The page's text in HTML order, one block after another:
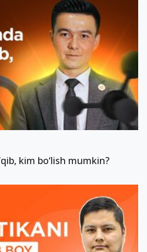
kim bo‘lish mumkin?